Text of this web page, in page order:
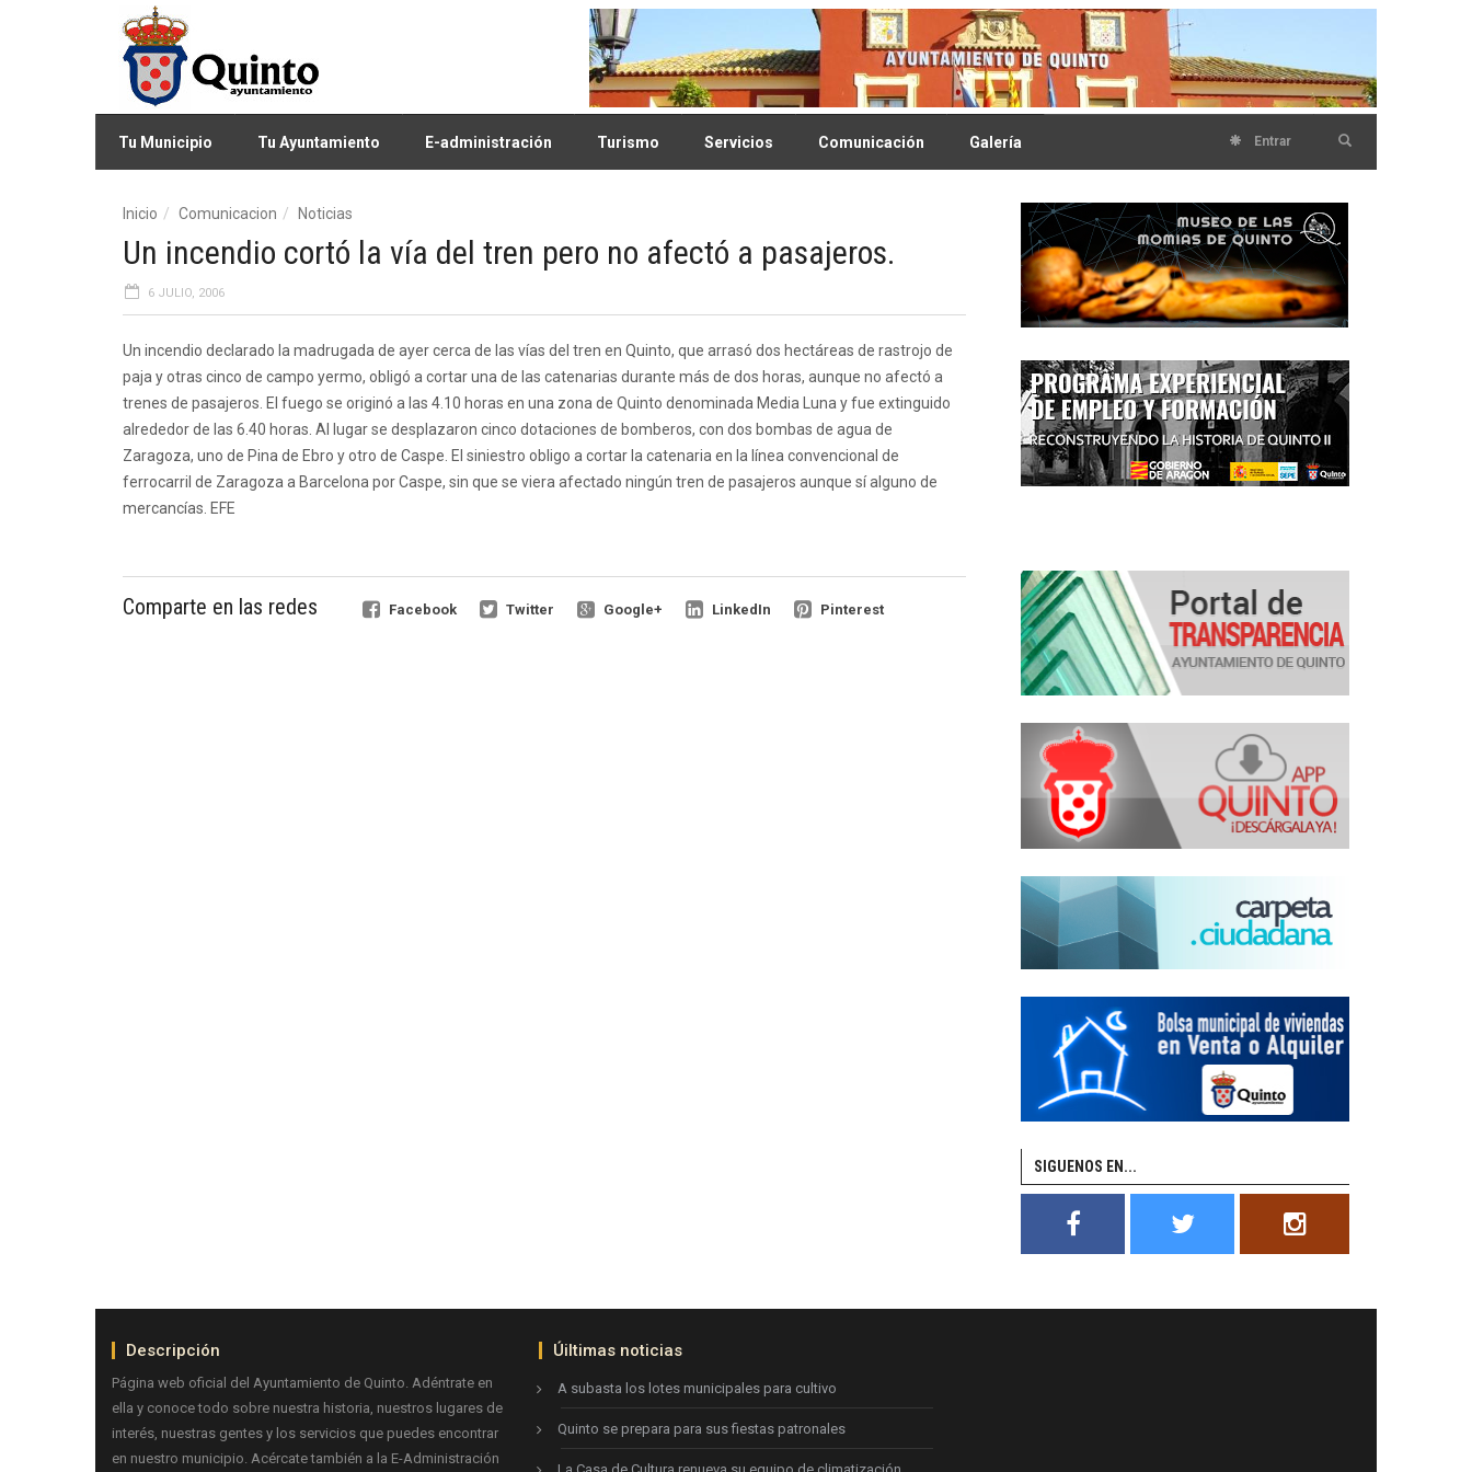
Tu Municipio Tu Ayuntamiento E-administración Turismo Servicios Comunicación Galería Entrar
Inicio Comunicacion Noticias
Un incendio cortó la vía del tren pero no afectó a pasajeros.
6 JULIO, 2006
Un incendio declarado la madrugada de ayer cerca de las vías del tren en Quinto, que arrasó dos hectáreas de rastrojo de
paja y otras cinco de campo yermo, obligó a cortar una de las catenarias durante más de dos horas, aunque no afectó a
trenes de pasajeros. El fuego se originó a las 4.10 horas en una zona de Quinto denominada Media Luna y fue extinguido
alrededor de las 6.40 horas. Al lugar se desplazaron cinco dotaciones de bomberos, con dos bombas de agua de
Zaragoza, uno de Pina de Ebro y otro de Caspe. El siniestro obligo a cortar la catenaria en la línea convencional de
ferrocarril de Zaragoza a Barcelona por Caspe, sin que se viera afectado ningún tren de pasajeros aunque sí alguno de
mercancías. EFE
Comparte en las redes Facebook Twitter Google+ LinkedIn Pinterest
SIGUENOS EN...
Descripción
Página web oficial del Ayuntamiento de Quinto. Adéntrate en
ella y conoce todo sobre nuestra historia, nuestros lugares de
interés, nuestras gentes y los servicios que puedes encontrar
en nuestro municipio. Acércate también a la E-Administración
Úiltimas noticias
A subasta los lotes municipales para cultivo
Quinto se prepara para sus fiestas patronales